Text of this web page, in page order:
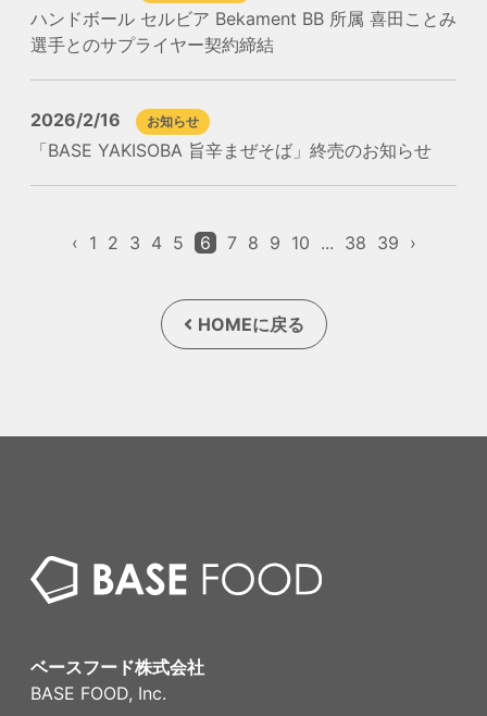
ハンドボール セルビア Bekament BB 所属 喜田ことみ
選手とのサプライヤー契約締結
2026/2/16 お知らせ
「BASE YAKISOBA 旨辛まぜそば」終売のお知らせ
‹ 1 2 3 4 5 6 7 8 9 10 ... 38 39 ›
HOMEに戻る
ベースフード株式会社
BASE FOOD, Inc.